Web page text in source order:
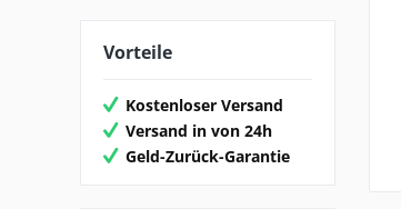
Vorteile
Kostenloser Versand
Versand in von 24h
Geld-Zurück-Garantie